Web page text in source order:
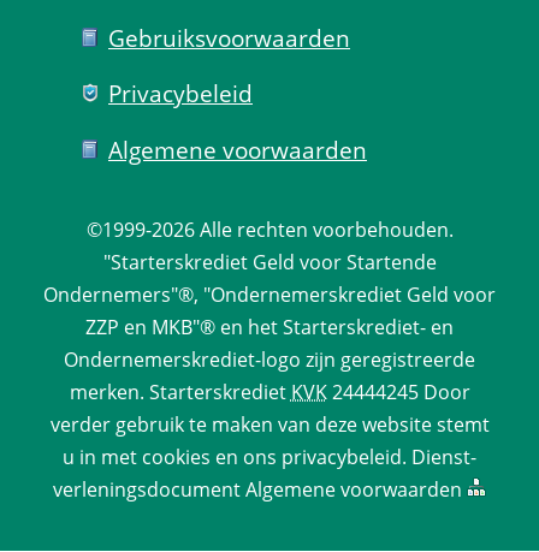
Gebruiks­voorwaarden
Privacy­beleid
Algemene voorwaarden
©1999-2026 Alle rechten voorbehouden.
"Starterskrediet Geld voor Startende
Ondernemers"®, "Ondernemerskrediet Geld voor
ZZP en MKB"® en het Starterskrediet- en
Ondernemerskrediet-logo zijn geregistreerde
merken. Starterskrediet KVK 24444245 Door
verder gebruik te maken van deze website stemt
u in met cookies en ons privacy­beleid. Dienst­
verlenings­documentAlgemene voorwaarden